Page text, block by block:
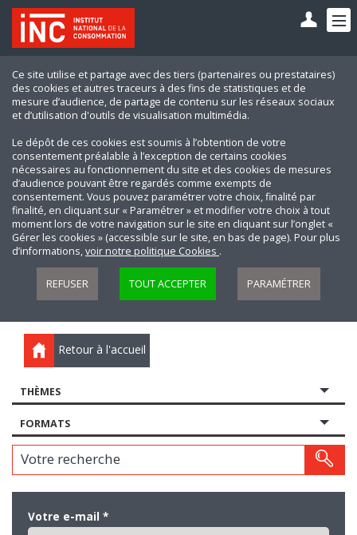
Ce site utilise et partage avec des tiers (partenaires ou prestataires)
des cookies et autres traceurs à des fins de statistiques et de
mesure d’audience, de partage de contenu sur les réseaux sociaux
et d’utilisation d'outils de visualisation multimédia.
Le dépôt de ces cookies est soumis à l’obtention de votre
consentement préalable à l’exception de certains cookies
nécessaires au fonctionnement du site et des cookies de mesures
d’audience pouvant être regardés comme exempts de
consentement. Vous pouvez paramétrer votre choix, finalité par
finalité, en cliquant sur « Paramétrer » et modifier votre choix à tout
moment lors de votre navigation sur le site en cliquant sur l’onglet «
Gérer les cookies » (accessible sur le site, en bas de page). Pour plus
d’informations,voir notre politique Cookies .
REFUSER TOUT ACCEPTER PARAMÉTRER
Retour à l'accueil
THÈMES
FORMATS
Votre recherche
Votre e-mail *